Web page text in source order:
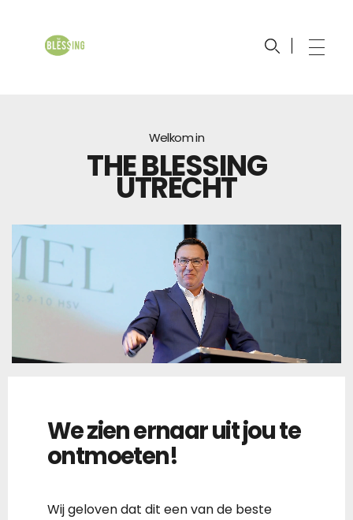
Welkom in
THE BLESSING
UTRECHT
We zien ernaar uit jou te
ontmoeten!
Wij geloven dat dit een van de beste